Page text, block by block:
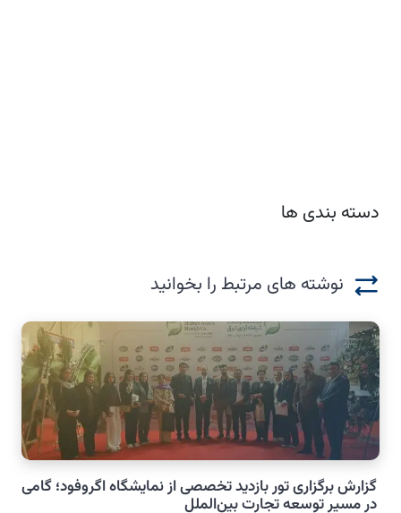
دسته بندی ها
نوشته های مرتبط را بخوانید
گزارش برگزاری تور بازدید تخصصی از نمایشگاه اگروفود؛ گامی
در مسیر توسعه تجارت بین‌الملل